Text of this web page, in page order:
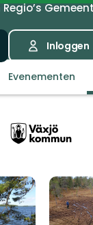
Regio’s
Inloggen
Evenementen